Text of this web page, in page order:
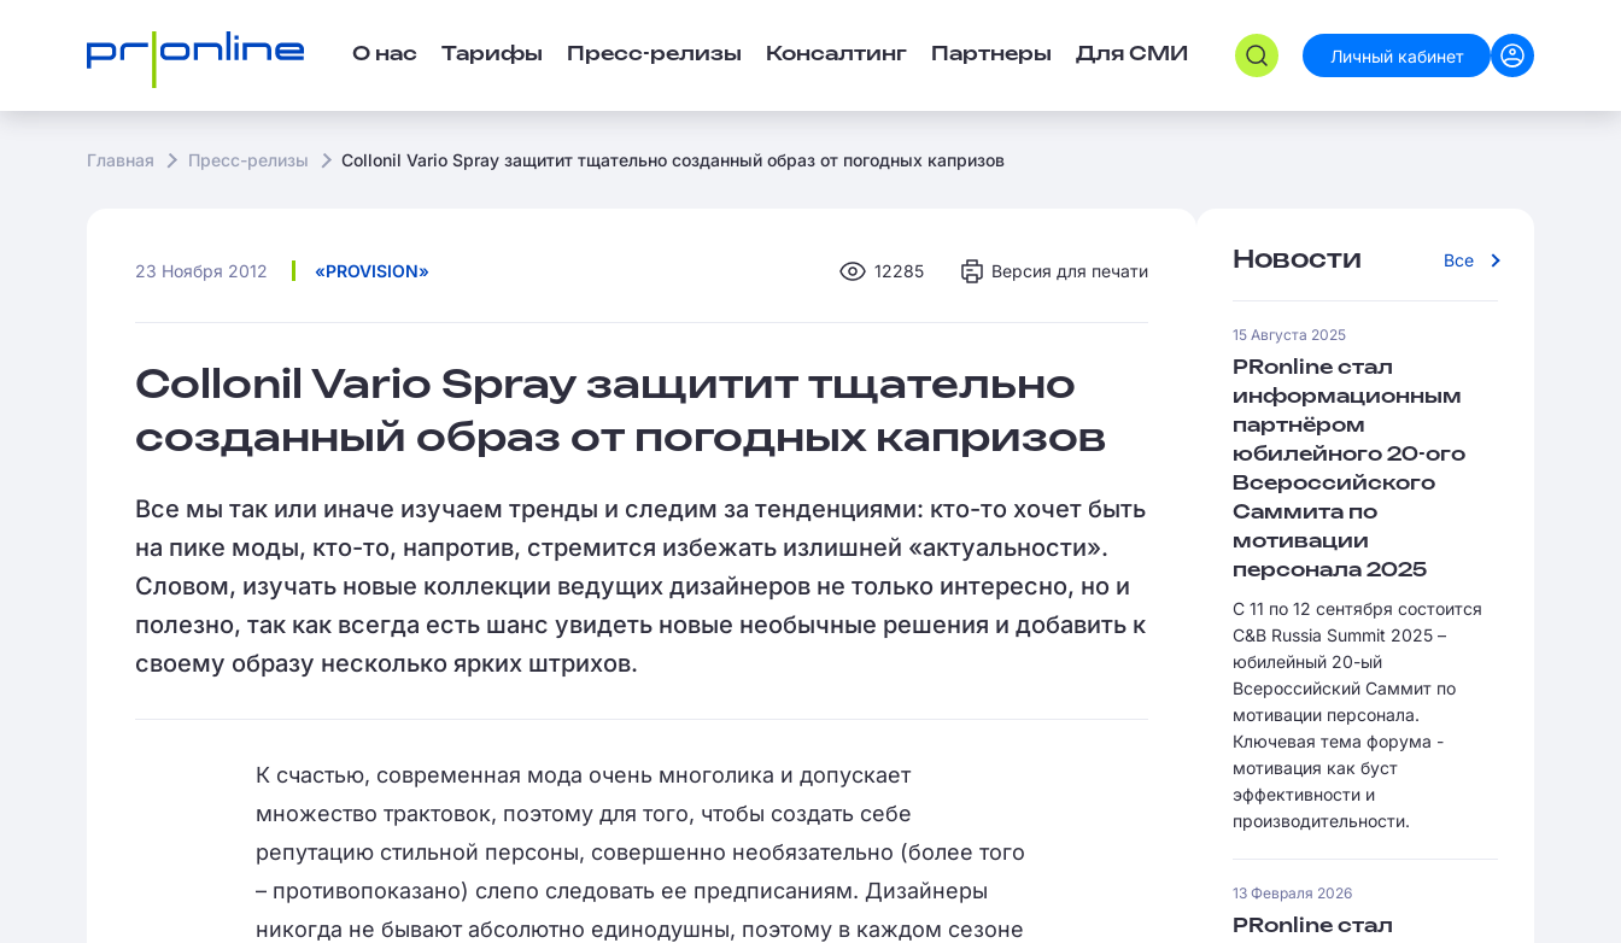
О нас Тарифы Пресс-релизы Консалтинг Партнеры Для СМИ Личный кабинет
Главная Пресс-релизы Collonil Vario Spray защитит тщательно созданный образ от погодных капризов
23 Ноября 2012 «PROVISION» 12285 Версия для печати
Collonil Vario Spray защитит тщательно
созданный образ от погодных капризов
Все мы так или иначе изучаем тренды и следим за тенденциями: кто-то хочет быть
на пике моды, кто-то, напротив, стремится избежать излишней «актуальности».
Словом, изучать новые коллекции ведущих дизайнеров не только интересно, но и
полезно, так как всегда есть шанс увидеть новые необычные решения и добавить к
своему образу несколько ярких штрихов.
К счастью, современная мода очень многолика и допускает
множество трактовок, поэтому для того, чтобы создать себе
репутацию стильной персоны, совершенно необязательно (более того
– противопоказано) слепо следовать ее предписаниям. Дизайнеры
никогда не бывают абсолютно единодушны, поэтому в каждом сезоне
Новости Все
15 Августа 2025
PRonline стал
информационным
партнёром
юбилейного 20-ого
Всероссийского
Саммита по
мотивации
персонала 2025
С 11 по 12 сентября состоится
C&B Russia Summit 2025 –
юбилейный 20-ый
Всероссийский Саммит по
мотивации персонала.
Ключевая тема форума -
мотивация как буст
эффективности и
производительности.
13 Февраля 2026
PRonline стал